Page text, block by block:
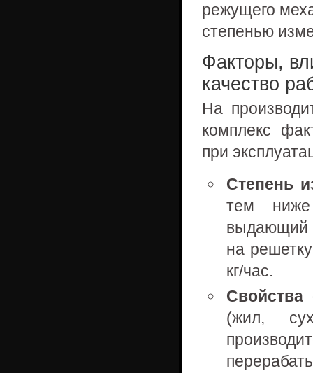
режущего
степенью
Факторы,
качество
На
комплекс
при
Степень
тем ниже
выдающий
на
кг/час.
Свойства
(жил,